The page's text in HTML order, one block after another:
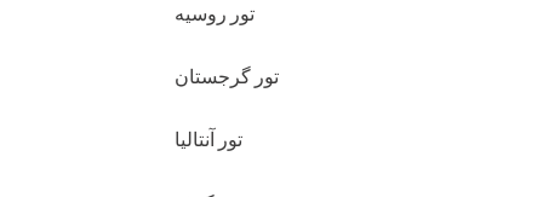
تور روسيه
تور گرجستان
تور آنتاليا